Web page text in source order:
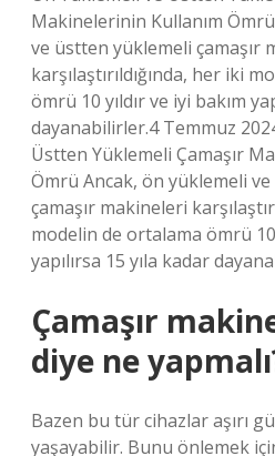
Makinelerinin Kullanım
ve üstten yüklemeli çamaşır
karşılaştırıldığında, her iki
ömrü 10 yıldır ve iyi bakım
dayanabilirler.4 Temmuz
Üstten Yüklemeli Çamaşır
Ömrü Ancak, ön yüklemeli
çamaşır makineleri
modelin de ortalama ömrü 10
yapılırsa 15 yıla kadar
Çamaşır
diye ne
Bazen bu tür cihazlar aşırı
yaşayabilir. Bunu önlemek